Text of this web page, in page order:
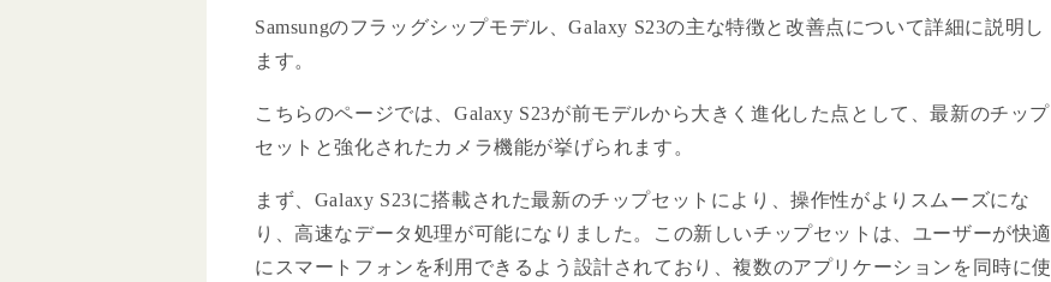
Samsungのフラッグシップモデル、Galaxy S23の主な特徴と改善点について詳細に説明し
ます。
こちらのページでは、Galaxy S23が前モデルから大きく進化した点として、最新のチップ
セットと強化されたカメラ機能が挙げられます。
まず、Galaxy S23に搭載された最新のチップセットにより、操作性がよりスムーズにな
り、高速なデータ処理が可能になりました。この新しいチップセットは、ユーザーが快適
にスマートフォンを利用できるよう設計されており、複数のアプリケーションを同時に使